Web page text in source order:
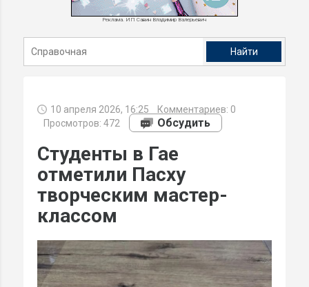
Реклама. ИП Савин Владимир Валерьевич
10 апреля 2026, 16:25 Комментариев: 0
Просмотров: 472
Обсудить
Студенты в Гае
отметили Пасху
творческим мастер-
классом